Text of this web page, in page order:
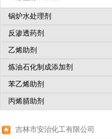
锅炉水处理剂
反渗透药剂
乙烯助剂
炼油石化制成添加剂
苯乙烯助剂
丙烯腈助剂
吉林市安治化工有限公司